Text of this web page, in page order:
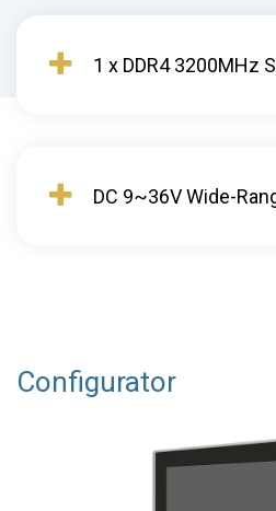
1 x DDR4 3200MHz
DC 9~36V Wide-
Configurator